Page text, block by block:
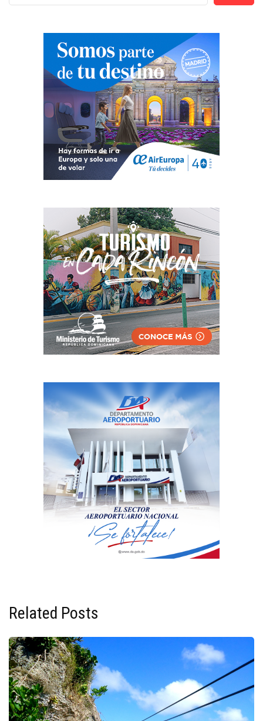
Related Posts